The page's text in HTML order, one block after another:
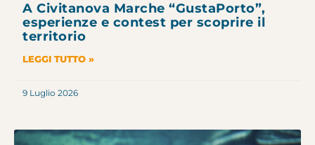
A Civitanova Marche “GustaPorto”,
esperienze e contest per scoprire il
territorio
LEGGI TUTTO »
9 Luglio 2026